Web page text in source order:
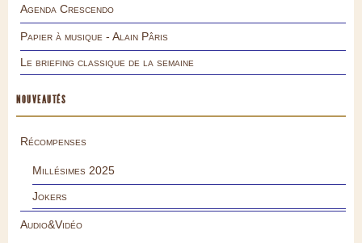
Agenda Crescendo
Papier à musique - Alain Pâris
Le briefing classique de la semaine
NOUVEAUTÉS
Récompenses
Millésimes 2025
Jokers
Audio&Vidéo